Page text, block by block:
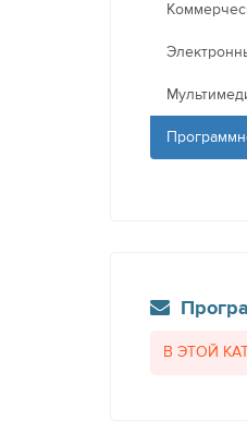
В ЭТОЙ